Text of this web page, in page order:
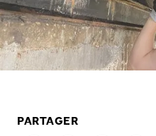
PARTAGER